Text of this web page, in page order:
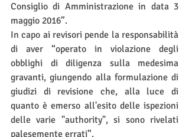
Consiglio di Amministrazione in data 3
maggio 2016”.
In capo ai revisori pende la responsabilità
di aver “operato in violazione degli
obblighi di diligenza sulla medesima
gravanti, giungendo alla formulazione di
giudizi di revisione che, alla luce di
quanto è emerso all'esito delle ispezioni
delle varie "authority", si sono rivelati
palesemente errati”.